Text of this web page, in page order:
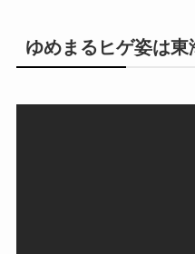
ゆめまるヒゲ姿は